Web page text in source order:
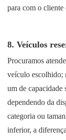
para com o cliente
8. Veículos
Procuramos
veículo escolhido;
um de
dependendo da
categoria ou
inferior, a